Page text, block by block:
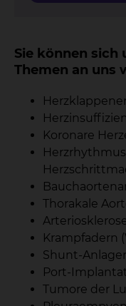
Sie können sich
Themen an uns
Koronare
Thorakale
Krampfadern
Shunt-
Port-
Tumore der